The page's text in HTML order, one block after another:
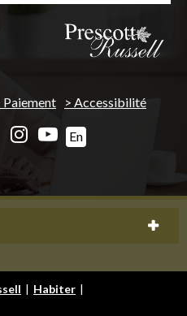
Paiement Accessibilité
En
| Habiter |